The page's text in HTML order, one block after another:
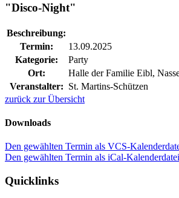
"Disco-Night"
Beschreibung:
Termin:
13.09.2025
Kategorie:
Party
Ort:
Halle der Familie Eibl,
Veranstalter: St. Martins-Schützen
zurück zur Übersicht
Downloads
Den gewählten Termin als VCS-
Den gewählten Termin als iCal-
Quicklinks